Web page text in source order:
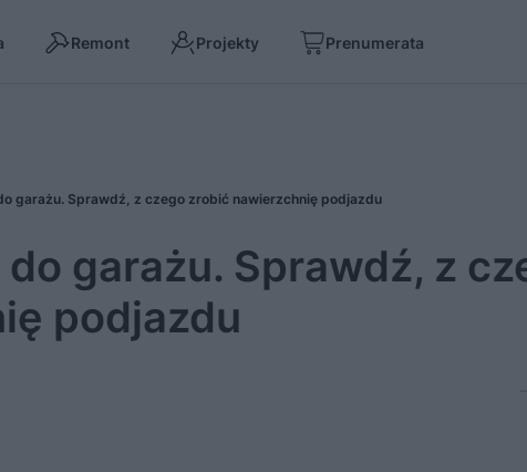
Remont Projekty Prenumerata
garażu. Sprawdź, z czego zrobić nawierzchnię podjazdu
garażu. Sprawdź, z
podjazdu